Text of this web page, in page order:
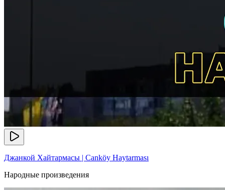
Джанкой Хайтармасы | Canköy Haytarması
Народные произведения